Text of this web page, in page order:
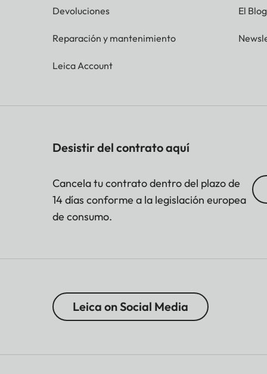
Devoluciones
Reparación y mantenimiento
Leica Account
El
Desistir del contrato aquí
Cancela tu contrato dentro del plazo de
14 días conforme a la legislación europea
de consumo.
Leica on Social Media